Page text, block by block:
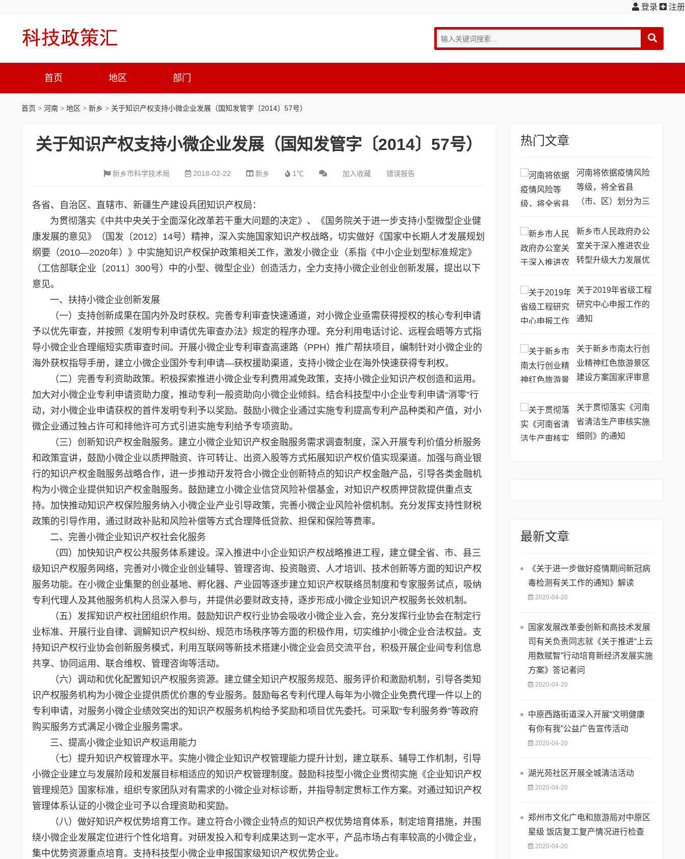
登录 注册
首页 地区 部门
首页 > 河南 > 地区 > 新乡 > 关于知识产权支持小微企业发展（国知发管字〔2014〕57号）
关于知识产权支持小微企业发展（国知发管字〔2014〕57号）
新乡市科学技术局 2018-02-22 新乡 1℃ 加入收藏 错误报告
各省、自治区、直辖市、新疆生产建设兵团知识产权局：
为贯彻落实《中共中央关于全面深化改革若干重大问题的决定》、《国务院关于进一步支持小型微型企业健
康发展的意见》（国发〔2012〕14号）精神，深入实施国家知识产权战略，切实做好《国家中长期人才发展规划
纲要（2010—2020年）》中实施知识产权保护政策相关工作，激发小微企业（系指《中小企业划型标准规定》
（工信部联企业〔2011〕300号）中的小型、微型企业）创造活力，全力支持小微企业创业创新发展，提出以下
意见。
一、扶持小微企业创新发展
（一）支持创新成果在国内外及时获权。完善专利审查快速通道，对小微企业亟需获得授权的核心专利申请
予以优先审查，并按照《发明专利申请优先审查办法》规定的程序办理。充分利用电话讨论、远程会晤等方式指
导小微企业合理缩短实质审查时间。开展小微企业专利审查高速路（PPH）推广帮扶项目，编制针对小微企业的
海外获权指导手册，建立小微企业国外专利申请—获权援助渠道，支持小微企业在海外快速获得专利权。
（二）完善专利资助政策。积极探索推进小微企业专利费用减免政策，支持小微企业知识产权创造和运用。
加大对小微企业专利申请资助力度，推动专利一般资助向小微企业倾斜。结合科技型中小企业专利申请“消零”行
动，对小微企业申请获权的首件发明专利予以奖励。鼓励小微企业通过实施专利提高专利产品种类和产值，对小
微企业通过独占许可和排他许可方式引进实施专利给予专项资助。
（三）创新知识产权金融服务。建立小微企业知识产权金融服务需求调查制度，深入开展专利价值分析服务
和政策宣讲，鼓励小微企业以质押融资、许可转让、出资入股等方式拓展知识产权价值实现渠道。加强与商业银
行的知识产权金融服务战略合作，进一步推动开发符合小微企业创新特点的知识产权金融产品，引导各类金融机
构为小微企业提供知识产权金融服务。鼓励建立小微企业信贷风险补偿基金，对知识产权质押贷款提供重点支
持。加快推动知识产权保险服务纳入小微企业产业引导政策，完善小微企业风险补偿机制。充分发挥支持性财税
政策的引导作用，通过财政补贴和风险补偿等方式合理降低贷款、担保和保险等费率。
二、完善小微企业知识产权社会化服务
（四）加快知识产权公共服务体系建设。深入推进中小企业知识产权战略推进工程，建立健全省、市、县三
级知识产权服务网络，完善对小微企业创业辅导、管理咨询、投资融资、人才培训、技术创新等方面的知识产权
服务功能。在小微企业集聚的创业基地、孵化器、产业园等逐步建立知识产权联络员制度和专家服务试点，吸纳
专利代理人及其他服务机构人员深入参与，并提供必要财政支持，逐步形成小微企业知识产权服务长效机制。
（五）发挥知识产权社团组织作用。鼓励知识产权行业协会吸收小微企业入会，充分发挥行业协会在制定行
业标准、开展行业自律、调解知识产权纠纷、规范市场秩序等方面的积极作用，切实维护小微企业合法权益。支
持知识产权行业协会创新服务模式，利用互联网等新技术搭建小微企业会员交流平台，积极开展企业间专利信息
共享、协同运用、联合维权、管理咨询等活动。
（六）调动和优化配置知识产权服务资源。建立健全知识产权服务规范、服务评价和激励机制，引导各类知
识产权服务机构为小微企业提供质优价惠的专业服务。鼓励每名专利代理人每年为小微企业免费代理一件以上的
专利申请，对服务小微企业绩效突出的知识产权服务机构给予奖励和项目优先委托。可采取“专利服务券”等政府
购买服务方式满足小微企业服务需求。
三、提高小微企业知识产权运用能力
（七）提升知识产权管理水平。实施小微企业知识产权管理能力提升计划，建立联系、辅导工作机制，引导
小微企业建立与发展阶段和发展目标相适应的知识产权管理制度。鼓励科技型小微企业贯彻实施《企业知识产权
管理规范》国家标准，组织专家团队对有需求的小微企业对标诊断，并指导制定贯标工作方案。对通过知识产权
管理体系认证的小微企业可予以合理资助和奖励。
（八）做好知识产权优势培育工作。建立符合小微企业特点的知识产权优势培育体系，制定培育措施，并围
绕小微企业发展定位进行个性化培育。对研发投入和专利成果达到一定水平，产品市场占有率较高的小微企业，
集中优势资源重点培育。支持科技型小微企业申报国家级知识产权优势企业。
热门文章
河南将依据疫情风险
等级，将全省县
（市、区）划分为三
新乡市人民政府办公
室关于深入推进农业
转型升级大力发展优
关于2019年省级工程
研究中心申报工作的
通知
关于新乡市南太行创
业精神红色旅游景区
建设方案国家评审意
关于贯彻落实《河南
省清洁生产审核实施
细则》的通知
最新文章
《关于进一步做好疫情期间新冠病
毒检测有关工作的通知》解读
2020-04-20
国家发展改革委创新和高技术发展
司有关负责同志就《关于推进“上云
用数赋智”行动培育新经济发展实施
方案》答记者问
2020-04-20
中原西路街道深入开展“文明健康
有你有我”公益广告宣传活动
2020-04-20
湖光苑社区开展全城清洁活动
2020-04-20
郑州市文化广电和旅游局对中原区
星级 饭店复工复产情况进行检查
2020-04-20